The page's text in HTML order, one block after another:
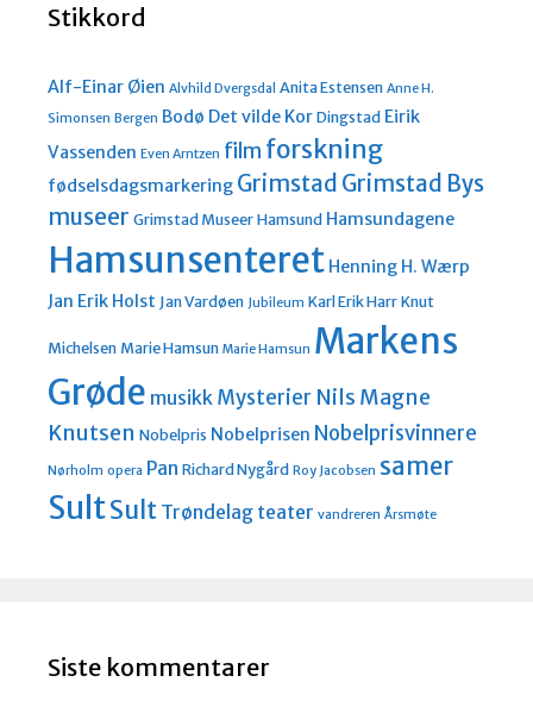
Stikkord
Alf-Einar Øien Alvhild Dvergsdal Anita Estensen Anne H.
Simonsen Bergen Bodø Det vilde Kor Dingstad Eirik
Vassenden Even Arntzen film forskning
fødselsdagsmarkering Grimstad Grimstad Bys
museer Grimstad Museer Hamsund Hamsundagene
Hamsunsenteret Henning H. Wærp
Jan Erik Holst Jan Vardøen Jubileum Karl Erik Harr Knut
Michelsen Marie Hamsun Marie Hamsun Markens
Grøde musikk Mysterier Nils Magne
Knutsen Nobelpris Nobelprisen Nobelprisvinnere
Nørholm opera Pan Richard Nygård Roy Jacobsen samer
SultSult Trøndelag teater vandreren Årsmøte
Siste kommentarer